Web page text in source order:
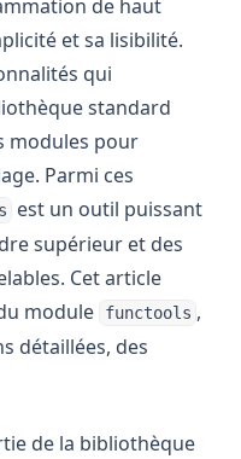
de haut
et sa lisibilité.
qui
standard
modules pour
Parmi ces
est un outil puissant
supérieur et des
Cet article
module
functools ,
détaillées, des
de la bibliothèque